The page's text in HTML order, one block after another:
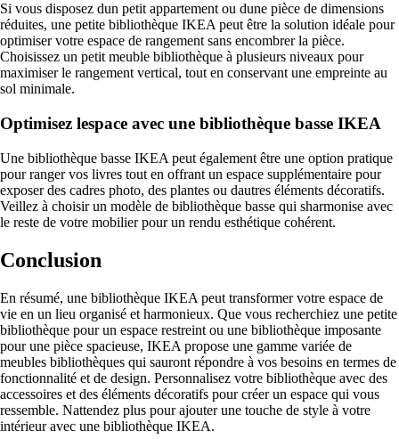
Si vous disposez dun petit appartement ou dune pièce de dimensions
réduites, une petite bibliothèque IKEA peut être la solution idéale pour
optimiser votre espace de rangement sans encombrer la pièce.
Choisissez un petit meuble bibliothèque à plusieurs niveaux pour
maximiser le rangement vertical, tout en conservant une empreinte au
sol minimale.
Optimisez lespace avec une bibliothèque basse IKEA
Une bibliothèque basse IKEA peut également être une option pratique
pour ranger vos livres tout en offrant un espace supplémentaire pour
exposer des cadres photo, des plantes ou dautres éléments décoratifs.
Veillez à choisir un modèle de bibliothèque basse qui sharmonise avec
le reste de votre mobilier pour un rendu esthétique cohérent.
Conclusion
En résumé, une bibliothèque IKEA peut transformer votre espace de
vie en un lieu organisé et harmonieux. Que vous recherchiez une petite
bibliothèque pour un espace restreint ou une bibliothèque imposante
pour une pièce spacieuse, IKEA propose une gamme variée de
meubles bibliothèques qui sauront répondre à vos besoins en termes de
fonctionnalité et de design. Personnalisez votre bibliothèque avec des
accessoires et des éléments décoratifs pour créer un espace qui vous
ressemble. Nattendez plus pour ajouter une touche de style à votre
intérieur avec une bibliothèque IKEA.